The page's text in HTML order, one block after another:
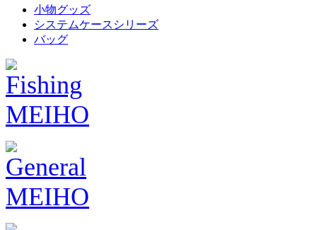
小物グッズ
システムケースシリーズ
バッグ